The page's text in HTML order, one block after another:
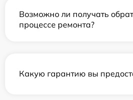
Возможно ли получать
процессе ремонта?
Какую гарантию вы